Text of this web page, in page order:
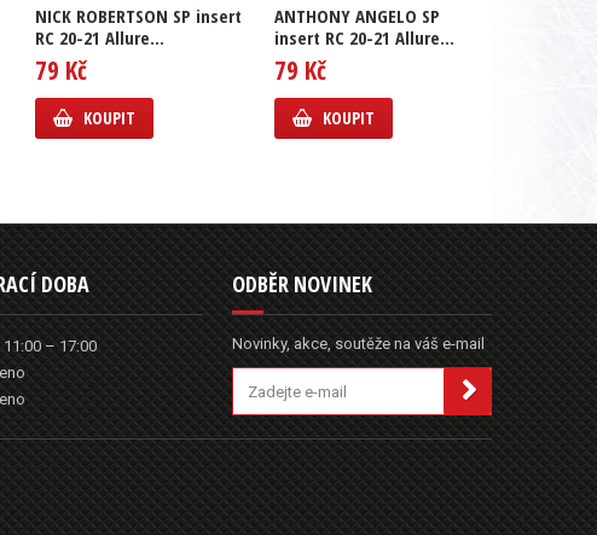
NICK ROBERTSON SP insert
RC 20-21 Allure...
79 Kč
KOUPIT
ANTHONY ANGELO SP
insert RC 20-21 Allure...
79 Kč
KOUPIT
DOBA
11:00 – 17:00
ODBĚR NOVINEK
Novinky, akce, soutěže na váš e-mail